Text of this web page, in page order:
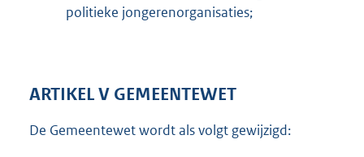
politieke jongerenorganisaties;
ARTIKEL V GEMEENTEWET
De Gemeentewet wordt als volgt gewijzigd: